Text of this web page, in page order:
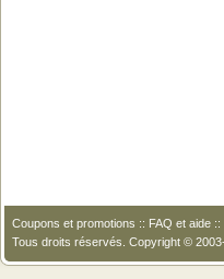
Coupons et promotions :: FAQ et aide ::
Tous droits réservés. Copyright ©